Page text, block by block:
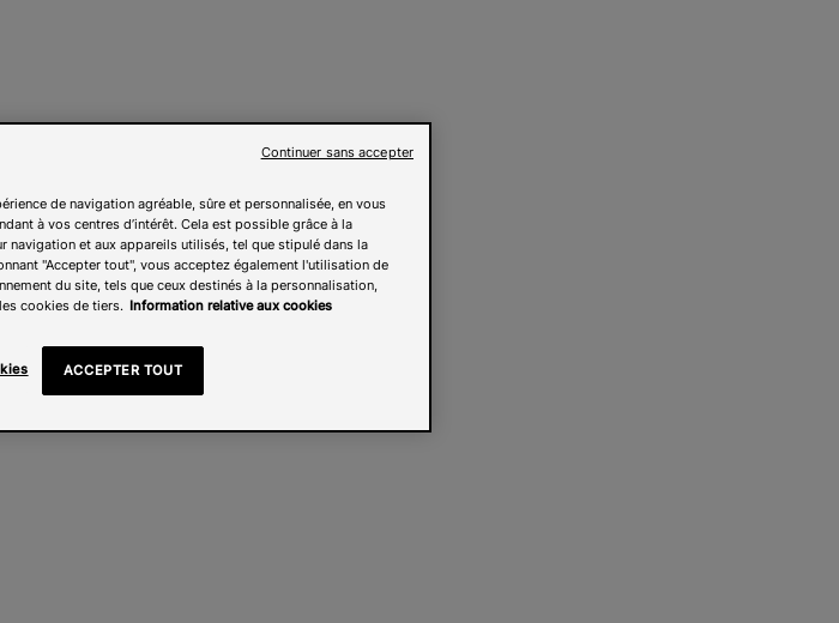
de navigation agréable, sûre et personnalisée, en vous
à vos centres d’intérêt. Cela est possible grâce à la
navigation et aux appareils utilisés, tel que stipulé dans la
"Accepter tout", vous acceptez également l'utilisation de
du site, tels que ceux destinés à la personnalisation,
cookies de tiers. Information relative aux cookies
ACCEPTER TOUT
Continuer sans accepter